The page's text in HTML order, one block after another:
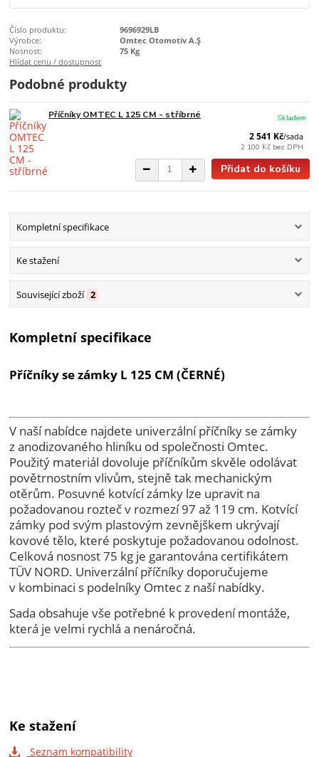
Číslo produktu:
9696929LB
Výrobce:
Omtec Otomotiv A.Ş
Nosnost:
75 Kg
Hlídat cenu / dostupnost
Podobné produkty
Příčníky OMTEC L 125 CM - stříbrné
2 541 Kč/sada
2 100 Kč bez DPH
Skladem
Přidat do košíku
Kompletní specifikace
Ke stažení
Související zboží 2
Kompletní specifikace
Příčníky se zámky L 125 CM (ČERNÉ)
V naší nabídce najdete univerzální příčníky se zámky
z anodizovaného hliníku od společnosti Omtec.
Použitý materiál dovoluje příčníkům skvěle odolávat
povětrnostním vlivům, stejně tak mechanickým
otěrům. Posuvné kotvící zámky lze upravit na
požadovanou rozteč v rozmezí 97 až 119 cm. Kotvící
zámky pod svým plastovým zevnějškem ukrývají
kovové tělo, které poskytuje požadovanou odolnost.
Celková nosnost 75 kg je garantována certifikátem
TÜV NORD. Univerzální příčníky doporučujeme
v kombinaci s podelníky Omtec z naší nabídky.
Sada obsahuje vše potřebné k provedení montáže,
která je velmi rychlá a nenáročná.
Ke stažení
Seznam kompatibility